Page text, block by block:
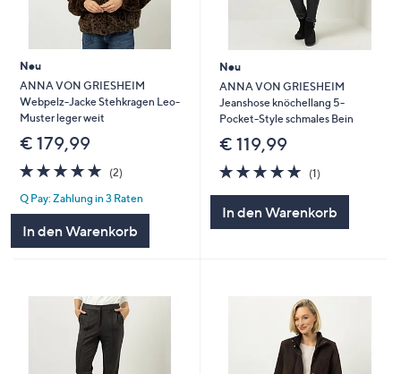
Neu
ANNA VON GRIESHEIM
Webpelz-Jacke Stehkragen Leo-
Muster leger weit
€ 179,99
5.0
von
5
(2)2
Q Pay: Zahlung in 3 Raten
In den Warenkorb
Neu
ANNA VON GRIESHEIM
Jeanshose knöchellang 5-
Pocket-Style schmales Bein
€ 119,99
5.0
von
(1)1
In den Warenkorb